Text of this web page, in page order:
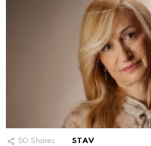
50 Shares STAV